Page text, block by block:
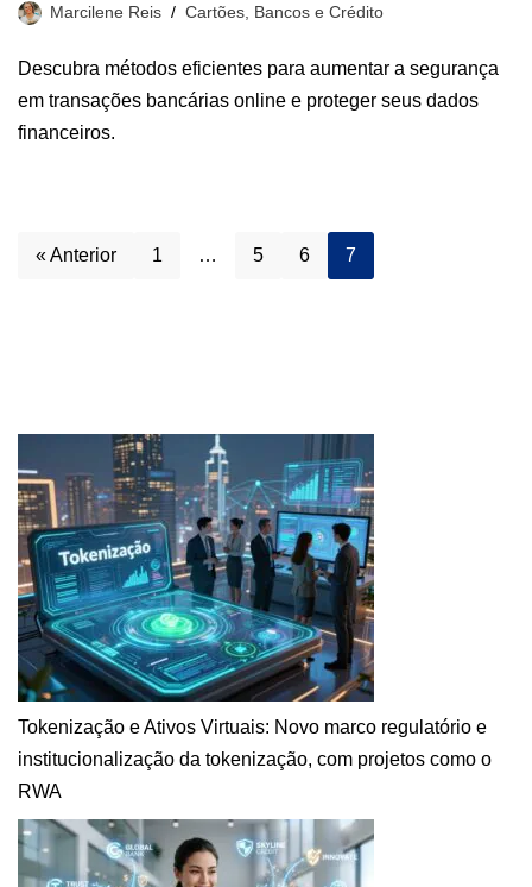
Marcilene Reis Cartões, Bancos e Crédito
Descubra métodos eficientes para aumentar a segurança
em transações bancárias online e proteger seus dados
financeiros.
« Anterior 1 … 5 6 7
Tokenização e Ativos Virtuais: Novo marco regulatório e
institucionalização da tokenização, com projetos como o
RWA